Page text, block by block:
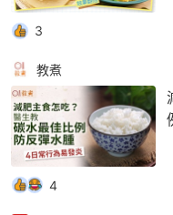
3
教煮
4